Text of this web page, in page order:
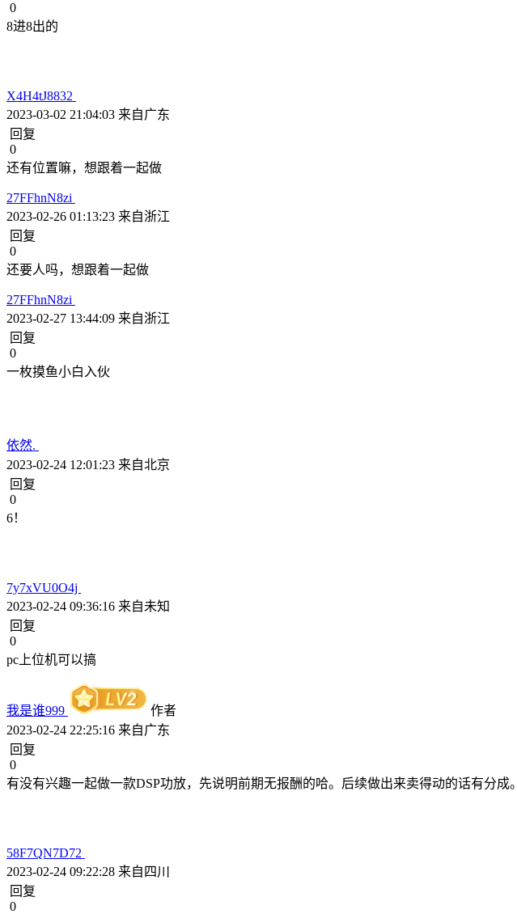
0
8进8出的
X4H4tJ8832
2023-03-02 21:04:03 来自广东
回复
0
还有位置嘛，想跟着一起做
27FFhnN8zi
2023-02-26 01:13:23 来自浙江
回复
0
还要人吗，想跟着一起做
27FFhnN8zi
2023-02-27 13:44:09 来自浙江
回复
0
一枚摸鱼小白入伙
依然.
2023-02-24 12:01:23 来自北京
回复
0
6！
7y7xVU0O4j
2023-02-24 09:36:16 来自未知
回复
0
pc上位机可以搞
我是谁999
作者
2023-02-24 22:25:16 来自广东
回复
0
有没有兴趣一起做一款DSP功放，先说明前期无报酬的哈。后续做出来卖得动的话有分成。
58F7QN7D72
2023-02-24 09:22:28 来自四川
回复
0